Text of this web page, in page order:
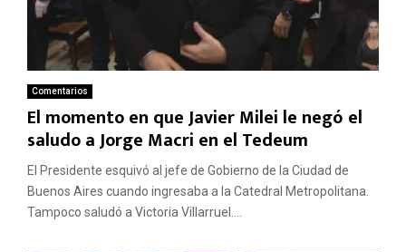
Comentarios
El momento en que Javier Milei le negó el
saludo a Jorge Macri en el Tedeum
El Presidente esquivó al jefe de Gobierno de la Ciudad de
Buenos Aires cuando ingresaba a la Catedral Metropolitana.
Tampoco saludó a Victoria Villarruel....